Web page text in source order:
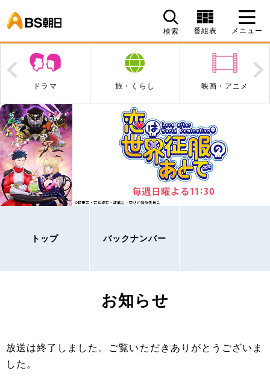
検索 番組表 メニュー
ドラマ 旅・くらし 映画・アニメ
Prev
トップ バックナンバー
お知らせ
放送は終了しました。ご覧いただきありがとうございま
した。